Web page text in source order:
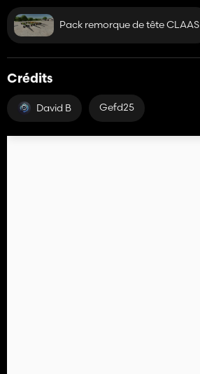
Pack remorque de tête CLAAS
Crédits
David B Gefd25